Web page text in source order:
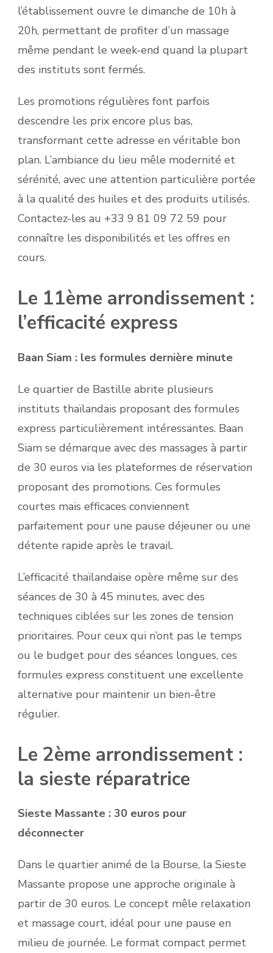
l’établissement ouvre le dimanche de 10h à
20h, permettant de profiter d’un massage
même pendant le week-end quand la plupart
des instituts sont fermés.
Les promotions régulières font parfois
descendre les prix encore plus bas,
transformant cette adresse en véritable bon
plan. L’ambiance du lieu mêle modernité et
sérénité, avec une attention particulière portée
à la qualité des huiles et des produits utilisés.
Contactez-les au +33 9 81 09 72 59 pour
connaître les disponibilités et les offres en
cours.
Le 11ème arrondissement :
l’efficacité express
Baan Siam : les formules dernière minute
Le quartier de Bastille abrite plusieurs
instituts thaïlandais proposant des formules
express particulièrement intéressantes. Baan
Siam se démarque avec des massages à partir
de 30 euros via les plateformes de réservation
proposant des promotions. Ces formules
courtes mais efficaces conviennent
parfaitement pour une pause déjeuner ou une
détente rapide après le travail.
L’efficacité thaïlandaise opère même sur des
séances de 30 à 45 minutes, avec des
techniques ciblées sur les zones de tension
prioritaires. Pour ceux qui n’ont pas le temps
ou le budget pour des séances longues, ces
formules express constituent une excellente
alternative pour maintenir un bien-être
régulier.
Le 2ème arrondissement :
la sieste réparatrice
Sieste Massante : 30 euros pour
déconnecter
Dans le quartier animé de la Bourse, la Sieste
Massante propose une approche originale à
partir de 30 euros. Le concept mêle relaxation
et massage court, idéal pour une pause en
milieu de journée. Le format compact permet